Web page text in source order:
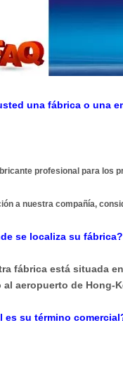
una fábrica o una
profesional para los
a nuestra compañía,
se localiza su
fábrica está situada
al aeropuerto de Hong-
es su término